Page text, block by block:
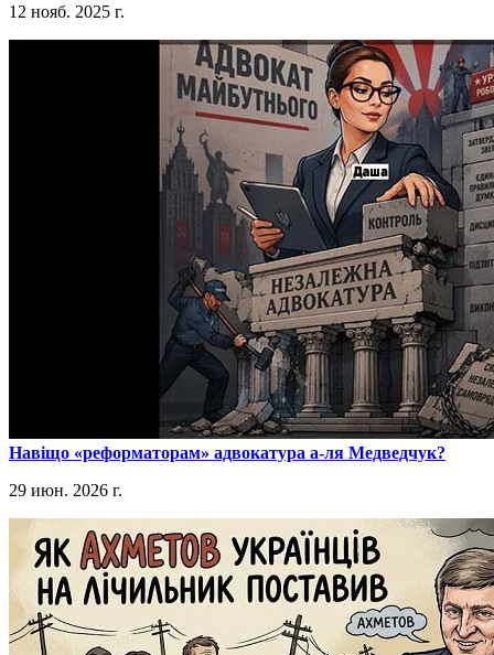
12 нояб. 2025 г.
​Навіщо «реформаторам» адвокатура а-ля Медведчук?
29 июн. 2026 г.